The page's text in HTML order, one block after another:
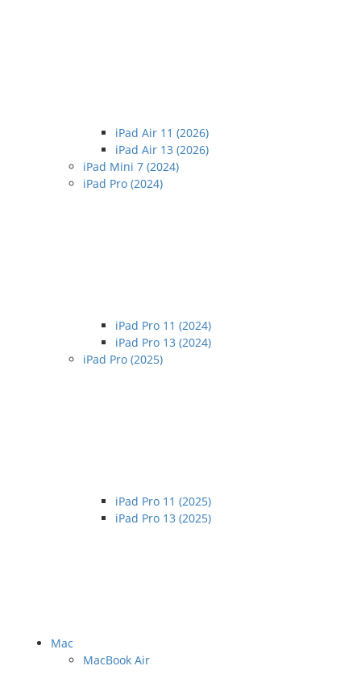
iPad Air 11 (2026)
iPad Air 13 (2026)
iPad Mini 7 (2024)
iPad Pro (2024)
iPad Pro 11 (2024)
iPad Pro 13 (2024)
iPad Pro (2025)
iPad Pro 11 (2025)
iPad Pro 13 (2025)
Mac
MacBook Air